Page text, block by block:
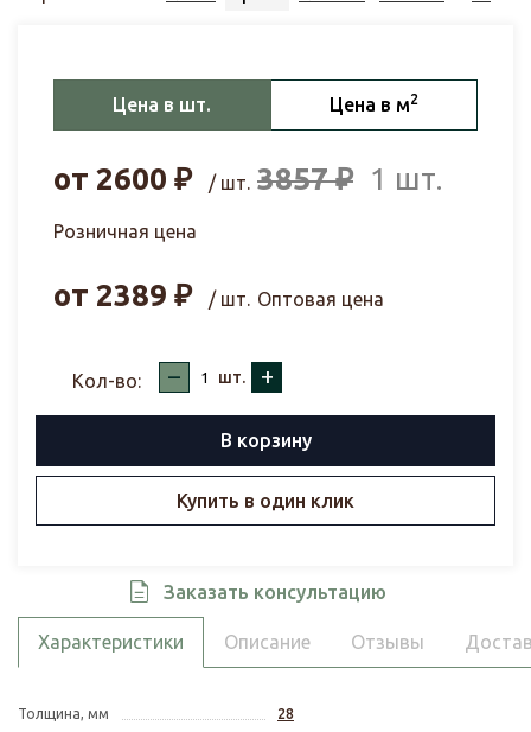
Цена в шт. Цена в м2
от 2600 ₽ / шт. 3857₽ 1 шт.
Розничная цена
от 2389 ₽ / шт. Оптовая цена
Кол-во: – шт. +
В корзину
Купить в один клик
Заказать консультацию
Характеристики Описание Отзывы
Толщина, мм 28